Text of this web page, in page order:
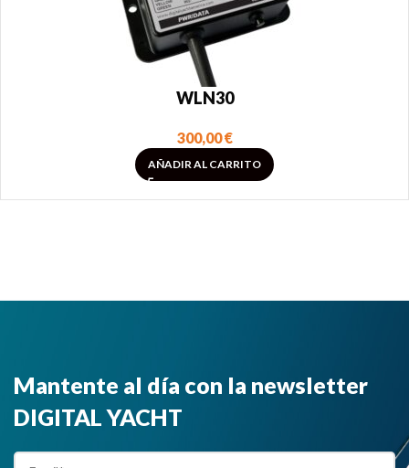
WLN30
300,00€
AÑADIR AL CARRITO
Mantente al día con la newsletter
DIGITAL YACHT